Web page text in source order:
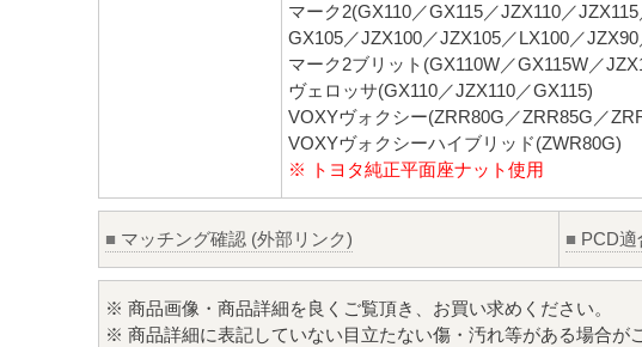
マーク2(GX110／GX115／JZX110／
GX105／JZX100／JZX105／LX100／
マーク2ブリット(GX110W／GX115W／
ヴェロッサ(GX110／JZX110／GX115)
VOXYヴォクシー(ZRR80G／ZRR85G／
VOXYヴォクシーハイブリッド(ZWR80G)
※ トヨタ純正平面座ナット使用
■ マッチング確認 (外部リンク) ■ PCD適
※ 商品画像・商品詳細を良くご覧頂き、お買い求めください。
※ 商品詳細に表記していない目立たない傷・汚れ等がある場合が